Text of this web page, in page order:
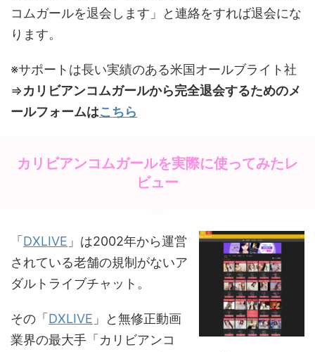
コムガールを退会します」と連絡をすれば退会にな
ります。
※サポートは長い実績のある米国オールブライト社
⇒カリビアンコムガールから完全退会するためのメ
ールフォームはこちら
カリビアンコムガールを実際に使ってみたレ
ビュー
「DXLIVE 」は2002年から運営
されている老舗の規制がないア
ダルトライブチャット。
その「DXLIVE 」と無修正動画
業界の最大手「カリビアンコ